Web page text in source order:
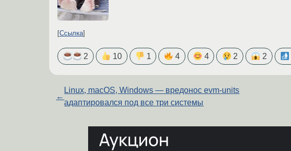
Ссылка
2 10 1 4 4 2 2
←
Linux, macOS, Windows — вредонос evm-units
адаптировался под все три системы